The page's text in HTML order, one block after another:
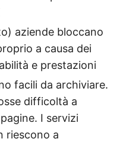
aziende bloccano
a causa dei
e prestazioni
facili da archiviare.
difficoltà a
I servizi
riescono a